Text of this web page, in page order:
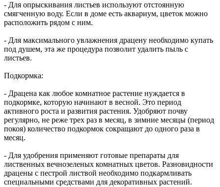
- Для опрыскивания листьев используют отстоянную
смягченную воду. Если в доме есть аквариум, цветок можно
расположить рядом с ним.
- Для максимального увлажнения драцену необходимо купать
под душем, эта же процедура позволит удалить пыль с
листьев.
Подкормка:
- Драцена как любое комнатное растение нуждается в
подкормке, которую начинают в весной. Это период
активного роста и развития растения. Удобряют почву
регулярно, не реже трех раз в месяц, в зимние месяцы (период
покоя) количество подкормок сокращают до одного раза в
месяц.
- Для удобрения применяют готовые препараты для
лиственных вечнозеленых комнатных цветов. Разновидности
драцены с пестрой листвой необходимо подкармливать
специальными средствами для декоративных растений.